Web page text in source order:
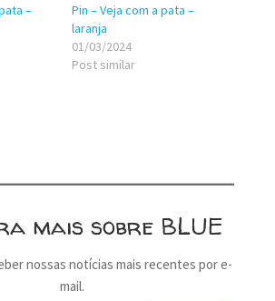
–
Pin – Veja com a pata –
laranja
01/03/2024
Post similar
mais sobre BLUE
nossas notícias mais recentes por e-
mail.